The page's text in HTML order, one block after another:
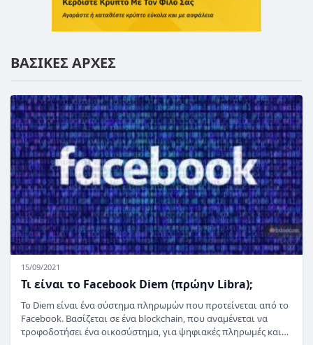
ΒΑΣΙΚΕΣ ΑΡΧΕΣ
15/09/2021
Τι είναι το Facebook Diem (πρώην Libra);
Το Diem είναι ένα σύστημα πληρωμών που προτείνεται από το
Facebook. Βασίζεται σε ένα blockchain, που αναμένεται να
τροφοδοτήσει ένα οικοσύστημα, για ψηφιακές πληρωμές και…